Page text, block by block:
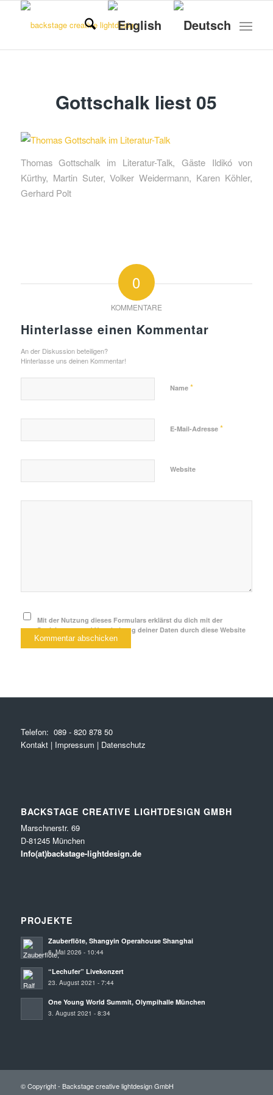
Gottschalk liest 05
Thomas Gottschalk im Literatur-Talk, Gäste Ildikó von
Kürthy, Martin Suter, Volker Weidermann, Karen Köhler,
Gerhard Polt
0
KOMMENTARE
Hinterlasse einen Kommentar
An der Diskussion beteiligen?
Hinterlasse uns deinen Kommentar!
Name *
E-Mail-Adresse *
Website
Mit der Nutzung dieses Formulars erklärst du dich mit der
Speicherung und Verarbeitung deiner Daten durch diese Website
einverstanden.*
Telefon: 089 - 820 878 50
Kontakt| Impressum | Datenschutz
BACKSTAGE CREATIVE LIGHTDESIGN GMBH
Marschnerstr. 69
D-81245 München
Info(at)backstage-lightdesign.de
PROJEKTE
Zauberflöte, Shangyin Operahouse Shanghai
6. Mai 2026 - 10:44
“Lechufer” Livekonzert
23. August 2021 - 7:44
One Young World Summit, Olympihalle München
3. August 2021 - 8:34
© Copyright - Backstage creative lightdesign GmbH